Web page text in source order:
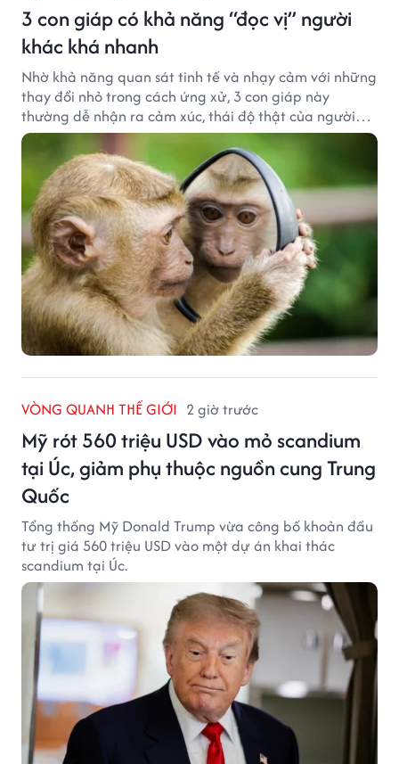
3 con giáp có khả năng “đọc vị” người
khác khá nhanh
Nhờ khả năng quan sát tinh tế và nhạy cảm với những
thay đổi nhỏ trong cách ứng xử, 3 con giáp này
thường dễ nhận ra cảm xúc, thái độ thật của người
đối diện.
VÒNG QUANH THẾ GIỚI 2 giờ trước
Mỹ rót 560 triệu USD vào mỏ scandium
tại Úc, giảm phụ thuộc nguồn cung Trung
Quốc
Tổng thống Mỹ Donald Trump vừa công bố khoản đầu
tư trị giá 560 triệu USD vào một dự án khai thác
scandium tại Úc.